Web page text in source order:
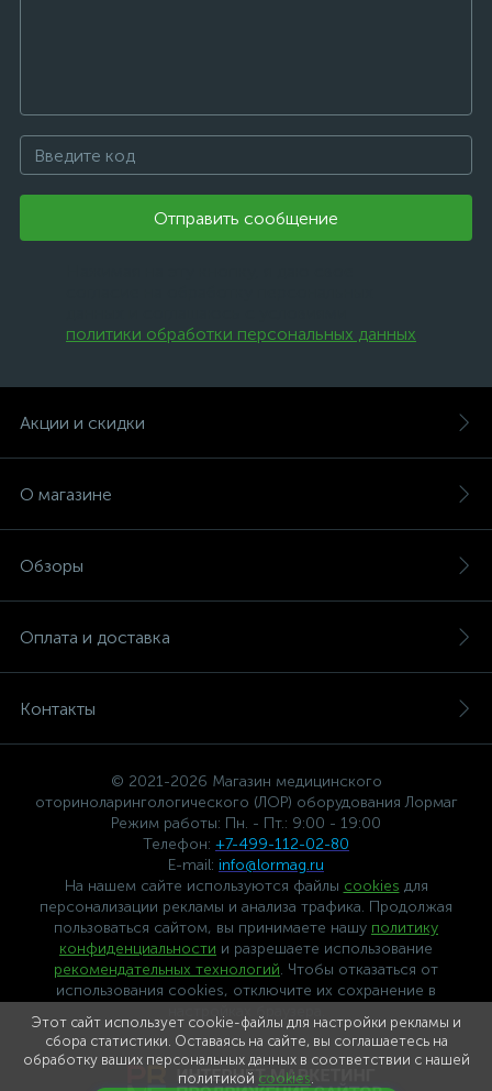
Отправить сообщение
политики обработки персональных данных
Акции и скидки
О магазине
Обзоры
Оплата и доставка
Контакты
© 2021-2026 Магазин медицинского
оториноларингологического (ЛОР) оборудования Лормаг
Режим работы: Пн. - Пт.: 9:00 - 19:00
Телефон: +7-499-112-02-80
E-mail: info@lormag.ru
На нашем сайте используются файлы cookies для
персонализации рекламы и анализа трафика. Продолжая
пользоваться сайтом, вы принимаете нашу политику
конфиденциальности и разрешаете использование
рекомендательных технологий. Чтобы отказаться от
использования cookies, отключите их сохранение в
Этот сайт использует cookie-файлы для настройки рекламы и
сбора статистики. Оставаясь на сайте, вы соглашаетесь на
обработку ваших персональных данных в соответствии с нашей
политикой cookies.